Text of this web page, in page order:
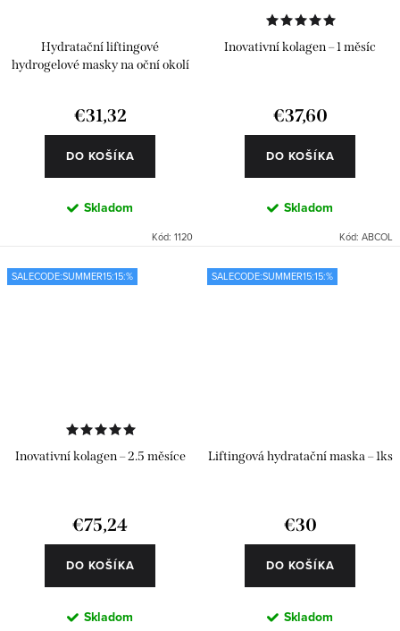
Hydratační liftingové
hydrogelové masky na oční okolí
€31,32
DO KOŠÍKA
Skladom
Kód: 1120
Inovativní kolagen – 1 měsíc
€37,60
DO KOŠÍKA
Skladom
Kód: ABCOL
SALECODE:SUMMER15:15:%
Inovativní kolagen – 2.5 měsíce
€75,24
DO KOŠÍKA
Skladom
SALECODE:SUMMER15:15:%
Liftingová hydratační maska – 1ks
€30
DO KOŠÍKA
Skladom